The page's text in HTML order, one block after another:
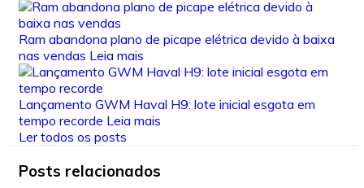
Ram abandona plano de picape elétrica devido à baixa
nas vendas Leia mais
Lançamento GWM Haval H9: lote inicial esgota em
tempo recorde Leia mais
Ler todos os posts
Posts relacionados